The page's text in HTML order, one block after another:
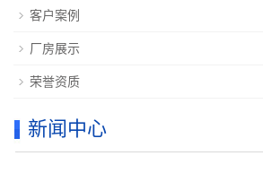
客户案例
厂房展示
荣誉资质
新闻中心